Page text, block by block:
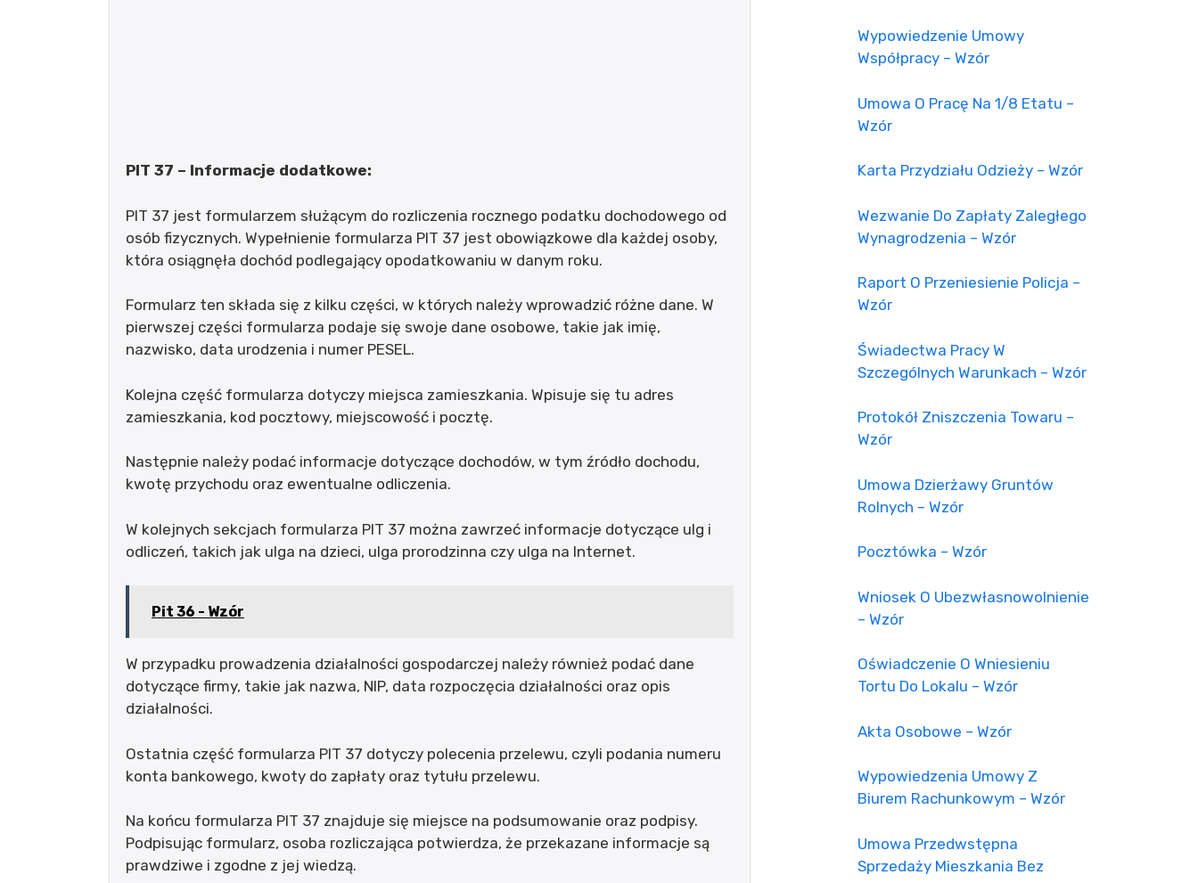
PIT 37 – Informacje dodatkowe:
PIT 37 jest formularzem służącym do rozliczenia rocznego podatku dochodowego od
osób fizycznych. Wypełnienie formularza PIT 37 jest obowiązkowe dla każdej osoby,
która osiągnęła dochód podlegający opodatkowaniu w danym roku.
Formularz ten składa się z kilku części, w których należy wprowadzić różne dane. W
pierwszej części formularza podaje się swoje dane osobowe, takie jak imię,
nazwisko, data urodzenia i numer PESEL.
Kolejna część formularza dotyczy miejsca zamieszkania. Wpisuje się tu adres
zamieszkania, kod pocztowy, miejscowość i pocztę.
Następnie należy podać informacje dotyczące dochodów, w tym źródło dochodu,
kwotę przychodu oraz ewentualne odliczenia.
W kolejnych sekcjach formularza PIT 37 można zawrzeć informacje dotyczące ulg i
odliczeń, takich jak ulga na dzieci, ulga prorodzinna czy ulga na Internet.
Pit 36 - Wzór
W przypadku prowadzenia działalności gospodarczej należy również podać dane
dotyczące firmy, takie jak nazwa, NIP, data rozpoczęcia działalności oraz opis
działalności.
Ostatnia część formularza PIT 37 dotyczy polecenia przelewu, czyli podania numeru
konta bankowego, kwoty do zapłaty oraz tytułu przelewu.
Na końcu formularza PIT 37 znajduje się miejsce na podsumowanie oraz podpisy.
Podpisując formularz, osoba rozliczająca potwierdza, że przekazane informacje są
prawdziwe i zgodne z jej wiedzą.
Wypowiedzenie Umowy
Współpracy – Wzór
Umowa O Pracę Na 1/8 Etatu –
Wzór
Karta Przydziału Odzieży – Wzór
Wezwanie Do Zapłaty Zaległego
Wynagrodzenia – Wzór
Raport O Przeniesienie Policja –
Wzór
Świadectwa Pracy W
Szczególnych Warunkach – Wzór
Protokół Zniszczenia Towaru –
Wzór
Umowa Dzierżawy Gruntów
Rolnych – Wzór
Pocztówka – Wzór
Wniosek O Ubezwłasnowolnienie
– Wzór
Oświadczenie O Wniesieniu
Tortu Do Lokalu – Wzór
Akta Osobowe – Wzór
Wypowiedzenia Umowy Z
Biurem Rachunkowym – Wzór
Umowa Przedwstępna
Sprzedaży Mieszkania Bez